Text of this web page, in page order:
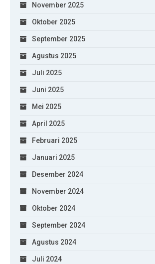
November 2025
Oktober 2025
September 2025
Agustus 2025
Juli 2025
Juni 2025
Mei 2025
April 2025
Februari 2025
Januari 2025
Desember 2024
November 2024
Oktober 2024
September 2024
Agustus 2024
Juli 2024